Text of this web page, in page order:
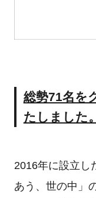
総勢71名を
たしました。
2016年に設立し
あう、世の中」